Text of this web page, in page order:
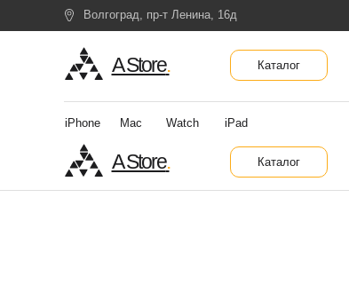
A Store. Каталог
Волгоград, пр-т Ленина, 16д
iPhone Watch iPad
Mac
A Store. Каталог